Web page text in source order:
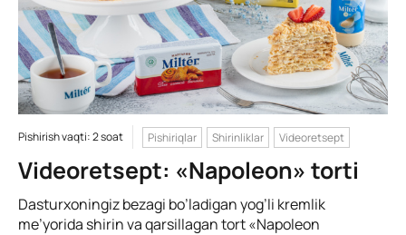
Pishirish vaqti: 2 soat Pishiriqlar Shirinliklar Videoretsept
Videoretsept: «Napoleon» torti
Dasturxoningiz bezagi bo’ladigan yog’li kremlik
me’yorida shirin va qarsillagan tort «Napoleon